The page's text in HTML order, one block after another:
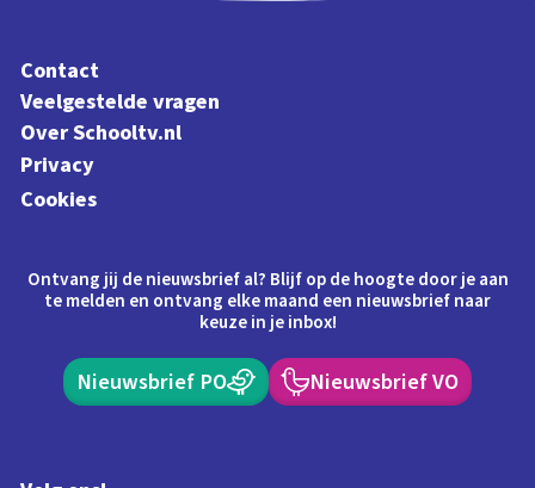
Contact
Veelgestelde vragen
Over Schooltv.nl
Privacy
Cookies
Ontvang jij de nieuwsbrief al? Blijf op de hoogte door je aan
te melden en ontvang elke maand een nieuwsbrief naar
keuze in je inbox!
Nieuwsbrief PO Nieuwsbrief VO